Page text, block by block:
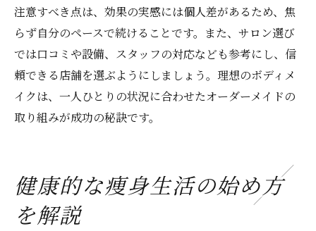
注意すべき点は、効果の実感には個人差があるため、焦
らず自分のペースで続けることです。また、サロン選び
では口コミや設備、スタッフの対応なども参考にし、信
頼できる店舗を選ぶようにしましょう。理想のボディメ
イクは、一人ひとりの状況に合わせたオーダーメイドの
取り組みが成功の秘訣です。
健康的な痩身生活の始め方
を解説